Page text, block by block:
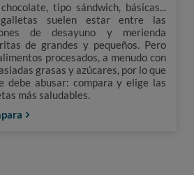
tipo sándwich, básicas...
suelen estar entre las
de desayuno y merienda
de grandes y pequeños. Pero
procesados, a menudo con
grasas y azúcares, por lo que
debe abusar: compara y elige las
más saludables.